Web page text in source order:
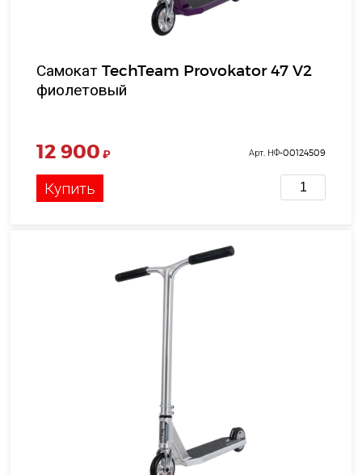
Самокат TechTeam Provokator 47 V2
фиолетовый
12 900 ₽ Арт. НФ-00124509
Купить